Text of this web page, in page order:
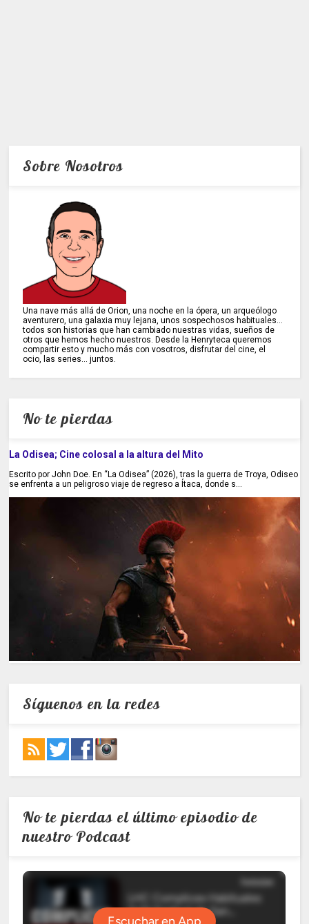
Sobre Nosotros
Una nave más allá de Orion, una noche en la ópera, un arqueólogo
aventurero, una galaxia muy lejana, unos sospechosos habituales...
todos son historias que han cambiado nuestras vidas, sueños de
otros que hemos hecho nuestros. Desde la Henryteca queremos
compartir esto y mucho más con vosotros, disfrutar del cine, el
ocio, las series... juntos.
No te pierdas
La Odisea; Cine colosal a la altura del Mito
Escrito por John Doe. En “La Odisea” (2026), tras la guerra de Troya, Odiseo
se enfrenta a un peligroso viaje de regreso a Ítaca, donde s...
Síguenos en la redes
No te pierdas el último episodio de
nuestro Podcast